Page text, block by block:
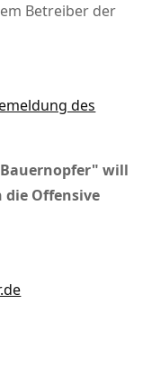
Betreiber der
des
will
die Offensive